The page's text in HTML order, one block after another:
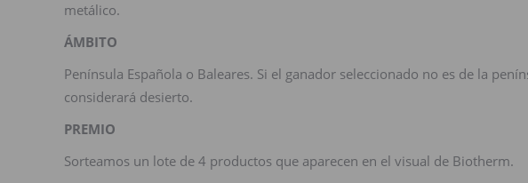
metálico.
ÁMBITO
Península Española o Baleares. Si el ganador seleccionado no es de la
considerará desierto.
PREMIO
Sorteamos un lote de 4 productos que aparecen en el visual de Biotherm.